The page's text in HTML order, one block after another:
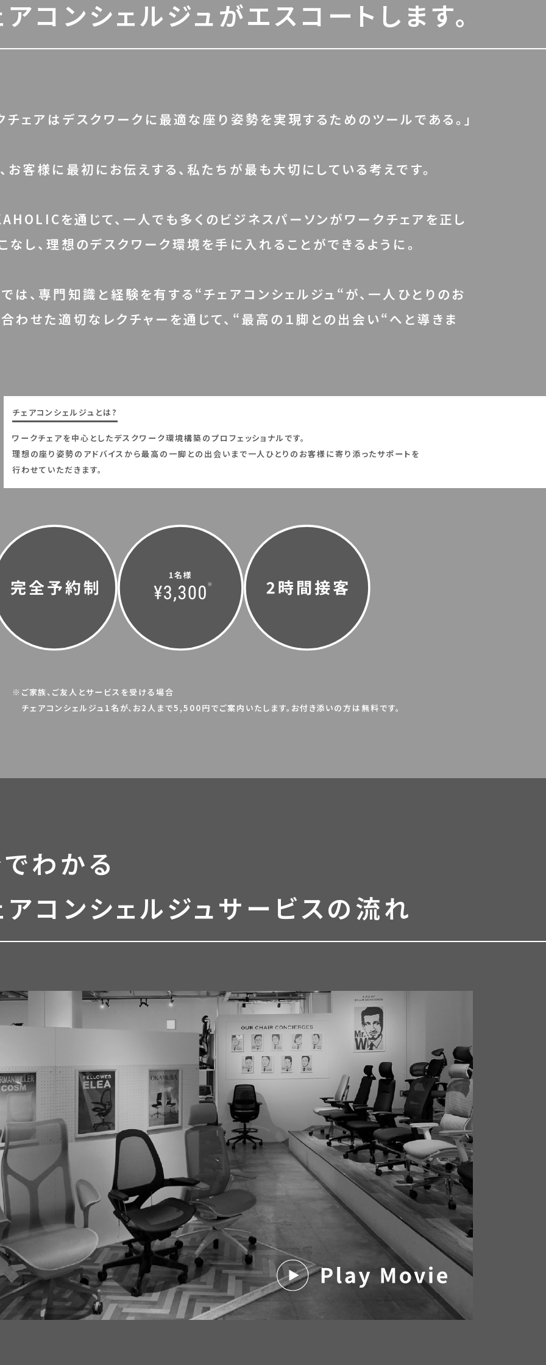
アコンシェルジュがエスコートします。
チェアはデスクワークに最適な座り姿勢を実現するためのツールである。」
お客様に最初にお伝えする、私たちが最も大切にしている考えです。
を通じて、一人でも多くのビジネスパーソンがワークチェアを正し
なし、理想のデスクワーク環境を手に入れることができるように。
は、専門知識と経験を有する“チェアコンシェルジュ“が、一人ひとりのお
わせた適切なレクチャーを通じて、“最高の１脚との出会い“へと導きま
チェアコンシェルジュとは?
ワークチェアを中心としたデスクワーク環境構築のプロフェッショナルです。
理想の座り姿勢のアドバイスから最高の一脚との出会いまで一人ひとりのお客様に寄り添ったサポートを
行わせていただきます。
※ご家族、ご友人とサービスを受ける場合
チェアコンシェルジュ1名が、お2人まで5,500円でご案内いたします。お付き添いの方は無料です。
わかる
アコンシェルジュサービスの流れ